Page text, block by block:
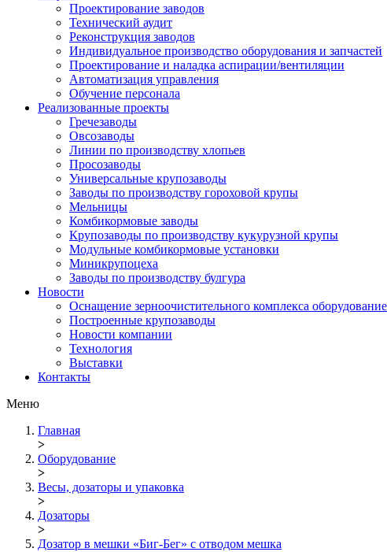
Проектирование заводов
Технический аудит
Реконструкция заводов
Индивидуальное производство оборудования и запчастей
Проектирование и наладка аспирации/вентиляции
Автоматизация управления
Обучение персонала
Реализованные проекты
Гречезаводы
Овсозаводы
Линии по производству хлопьев
Просозаводы
Универсальные крупозаводы
Заводы по производству гороховой крупы
Мельницы
Комбикормовые заводы
Крупозаводы по производству кукурузной крупы
Модульные комбикормовые установки
Миникрупоцеха
Заводы по производству булгура
Новости
Оснащение зерноочистительного комплекса
Построенные крупозаводы
Новости компании
Технология
Выставки
Контакты
Меню
Главная
>
Оборудование
>
Весы, дозаторы и упаковка
>
Дозаторы
>
Дозатор в мешки «Биг-Бег» с отводом мешка